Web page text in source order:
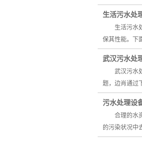
生活污水处
生活污水处
保其性能。下
武汉污水处
武汉污水处
题，边肖通过
污水处理设
合理的水资
的污染状况